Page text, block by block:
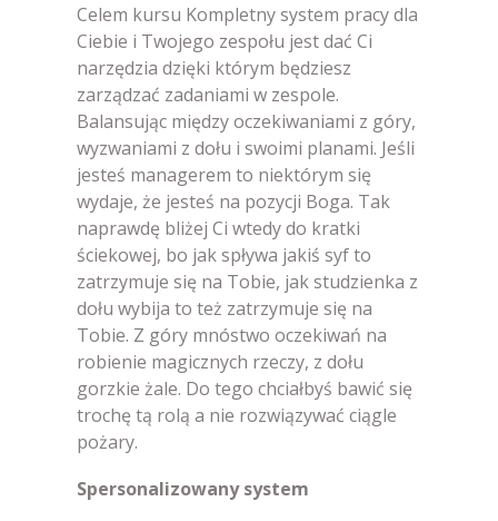
Celem kursu Kompletny system pracy dla
Ciebie i Twojego zespołu jest dać Ci
narzędzia dzięki którym będziesz
zarządzać zadaniami w zespole.
Balansując między oczekiwaniami z góry,
wyzwaniami z dołu i swoimi planami. Jeśli
jesteś managerem to niektórym się
wydaje, że jesteś na pozycji Boga. Tak
naprawdę bliżej Ci wtedy do kratki
ściekowej, bo jak spływa jakiś syf to
zatrzymuje się na Tobie, jak studzienka z
dołu wybija to też zatrzymuje się na
Tobie. Z góry mnóstwo oczekiwań na
robienie magicznych rzeczy, z dołu
gorzkie żale. Do tego chciałbyś bawić się
trochę tą rolą a nie rozwiązywać ciągle
pożary.
Spersonalizowany system